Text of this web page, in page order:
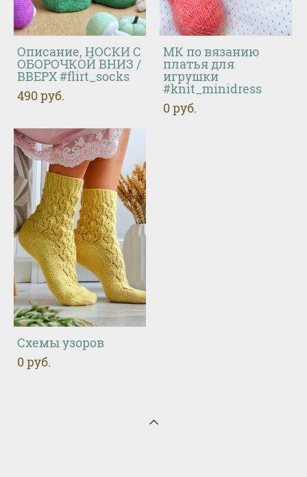
Описание, НОСКИ С
ОБОРОЧКОЙ ВНИЗ /
ВВЕРХ #flirt_socks
490 pуб.
МК по вязанию
платья для
игрушки
#knit_minidress
0 pуб.
Схемы узоров
0 pуб.